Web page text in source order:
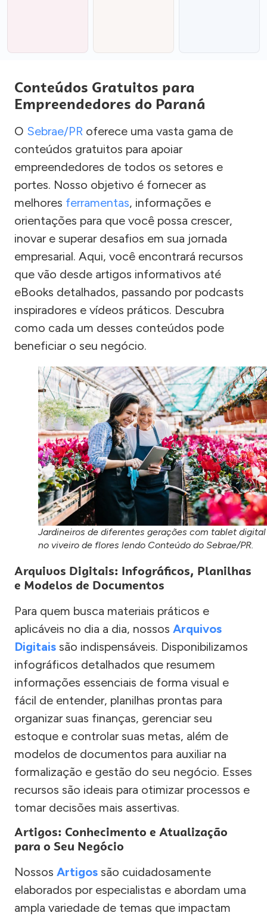
Conteúdos Gratuitos para
Empreendedores do Paraná
O Sebrae/PR oferece uma vasta gama de
conteúdos gratuitos para apoiar
empreendedores de todos os setores e
portes. Nosso objetivo é fornecer as
melhores ferramentas, informações e
orientações para que você possa crescer,
inovar e superar desafios em sua jornada
empresarial. Aqui, você encontrará recursos
que vão desde artigos informativos até
eBooks detalhados, passando por podcasts
inspiradores e vídeos práticos. Descubra
como cada um desses conteúdos pode
beneficiar o seu negócio.
Jardineiros de diferentes gerações com tablet digital
no viveiro de flores lendo Conteúdo do Sebrae/PR.
Arquivos Digitais: Infográficos, Planilhas
e Modelos de Documentos
Para quem busca materiais práticos e
aplicáveis no dia a dia, nossos Arquivos
Digitais são indispensáveis. Disponibilizamos
infográficos detalhados que resumem
informações essenciais de forma visual e
fácil de entender, planilhas prontas para
organizar suas finanças, gerenciar seu
estoque e controlar suas metas, além de
modelos de documentos para auxiliar na
formalização e gestão do seu negócio. Esses
recursos são ideais para otimizar processos e
tomar decisões mais assertivas.
Artigos: Conhecimento e Atualização
para o Seu Negócio
Nossos Artigos são cuidadosamente
elaborados por especialistas e abordam uma
ampla variedade de temas que impactam